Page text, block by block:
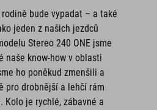
bude vypadat – a také
jeden z našich jezdců
Stereo 240 ONE jsme
naše know-how v oblasti
ho poněkud zmenšili a
pro drobnější a lehčí rám
Kolo je rychlé, zábavné a